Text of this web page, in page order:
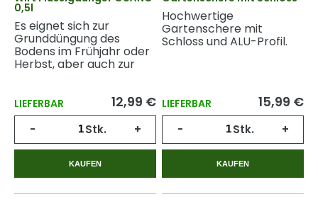
0,5l
Es eignet sich zur
Grunddüngung des
Bodens im Frühjahr oder
Herbst, aber auch zur
Vegetationszyklus.
LIEFERBAR 12,99 €
- Stk. +
KAUFEN
Hochwertige
Gartenschere mit
Schloss und ALU-Profil.
LIEFERBAR 15,99 €
- Stk. +
KAUFEN